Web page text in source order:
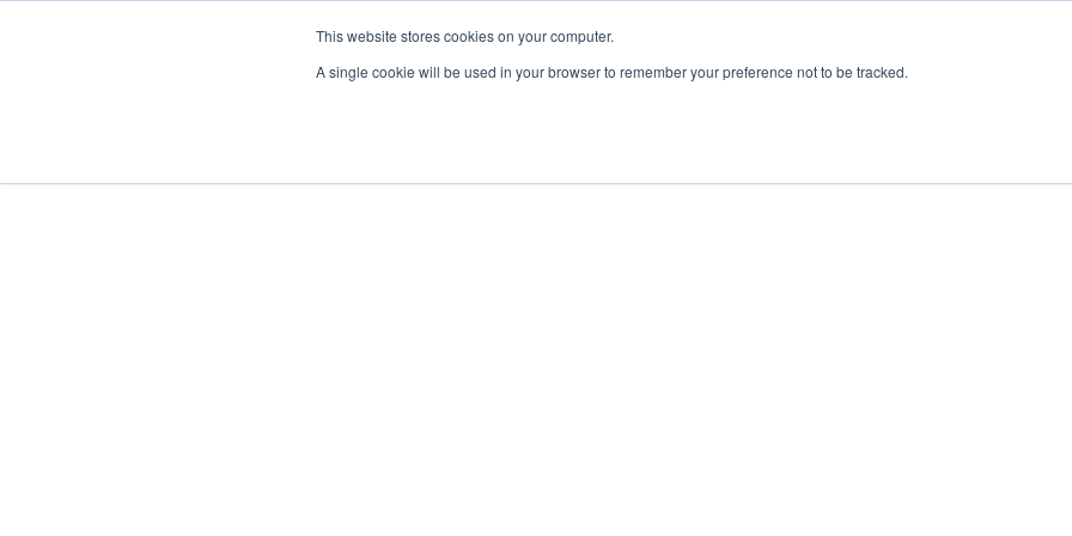
This website stores cookies on your computer.
A single cookie will be used in your browser to remember your preference not to be tracked.